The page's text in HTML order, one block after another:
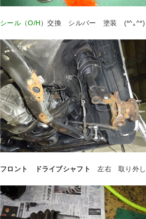
シール（O/H）交換 シルバー 塗装 (*^｡^*)
フロント ドライブシャフト 左右 取り外し